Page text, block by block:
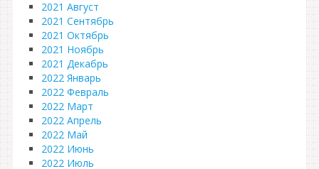
2021 Август
2021 Сентябрь
2021 Октябрь
2021 Ноябрь
2021 Декабрь
2022 Январь
2022 Февраль
2022 Март
2022 Апрель
2022 Май
2022 Июнь
2022 Июль